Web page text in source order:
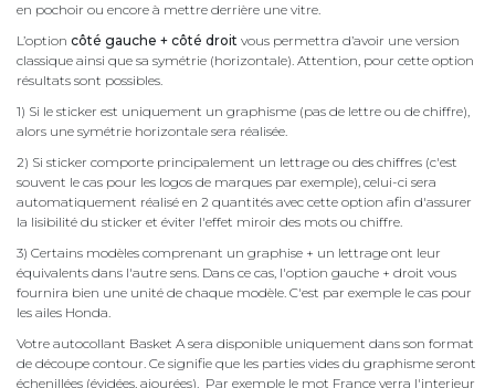
en pochoir ou encore à mettre derrière une vitre.
L’option côté gauche + côté droit vous permettra d’avoir une version
classique ainsi que sa symétrie (horizontale). Attention, pour cette option
résultats sont possibles.
1) Si le sticker est uniquement un graphisme (pas de lettre ou de chiffre),
alors une symétrie horizontale sera réalisée.
2) Si sticker comporte principalement un lettrage ou des chiffres (c'est
souvent le cas pour les logos de marques par exemple), celui-ci sera
automatiquement réalisé en 2 quantités avec cette option afin d'assurer
la lisibilité du sticker et éviter l'effet miroir des mots ou chiffre.
3) Certains modèles comprenant un graphise + un lettrage ont leur
équivalents dans l'autre sens. Dans ce cas, l'option gauche + droit vous
fournira bien une unité de chaque modèle. C'est par exemple le cas pour
les ailes Honda.
Votre autocollant Basket A sera disponible uniquement dans son format
de découpe contour. Ce signifie que les parties vides du graphisme seront
échenillées (évidées, ajourées). Par exemple le mot France verra l'interieur